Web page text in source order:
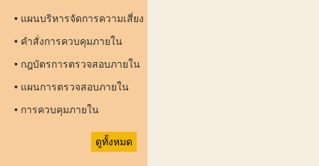
• แผนบริหารจัดการความเสี่ยง
• คำสั่งการควบคุมภายใน
• กฎบัตรการตรวจสอบภายใน
• แผนการตรวจสอบภายใน
• การควบคุมภายใน
ดูทั้งหมด